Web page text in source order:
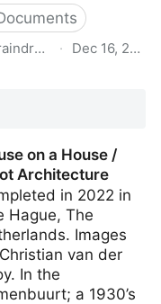
· Dec 16, 2022
buildings -
in Germany 2019
on a House /
Architecture
in 2022 in
Hague, The
Images
van der
In the
a 1930’s